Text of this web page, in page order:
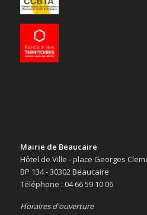
Mairie de Beaucaire
Hôtel de Ville - place Georges
BP 134 - 30302 Beaucaire
Téléphone : 04 66 59 10 06
Horaires d'ouverture